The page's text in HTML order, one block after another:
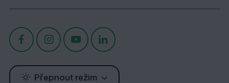
Přepnout režim